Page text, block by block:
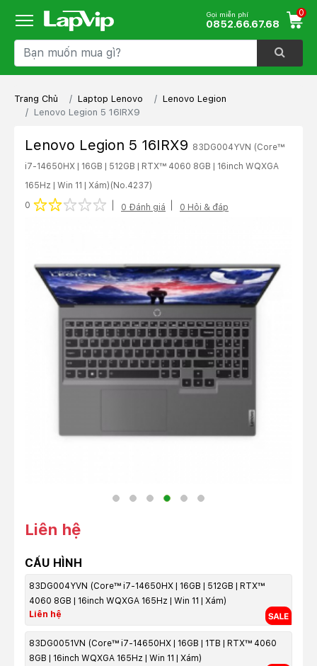
Gọi miễn phí
0852.66.67.68
0
Trang Chủ Laptop Lenovo
Lenovo Legion
Lenovo Legion 5 16IRX9
Lenovo Legion 5 16IRX9 83DG004YVN (Core™
i7-14650HX | 16GB | 512GB | RTX™ 4060 8GB | 16inch WQXGA
165Hz | Win 11 | Xám) (No.4237)
0
5 stars
4 stars
3 stars
2 stars
1 star 0 Đánh giá 0 Hỏi & đáp
Liên hệ
CẤU HÌNH
83DG004YVN (Core™ i7-14650HX | 16GB | 512GB | RTX™
4060 8GB | 16inch WQXGA 165Hz | Win 11 | Xám)
Liên hệ
83DG0051VN (Core™ i7-14650HX | 16GB | 1TB | RTX™ 4060
8GB | 16inch WQXGA 165Hz | Win 11 | Xám)